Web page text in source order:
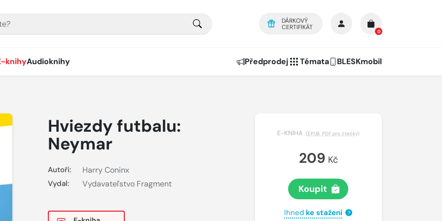
DÁRKOVÝ
CERTIFIKÁT
0
knihyAudioknihy Předprodej Témata BLESKmobil
Hviezdy futbalu:
Neymar
Autoři: Harry Coninx
Vydal: Vydavateľstvo Fragment
E-KNIHA (EPUB, PDF pro čtečky)
209 Kč
Koupit
Ihned ke stažení ?